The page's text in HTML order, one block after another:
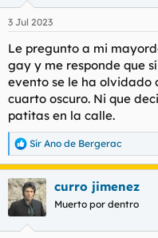
3 Jul 2023
Le pregunto a mi
gay y me responde que
evento se le ha olvidado
cuarto oscuro. Ni que
patitas en la calle.
R
e
a
c
c
Sir Ano de Bergerac
curro jimenez
Muerto por dentro